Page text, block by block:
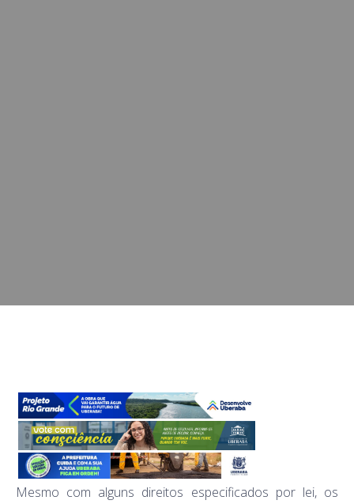
Mesmo com alguns direitos especificados por lei, os